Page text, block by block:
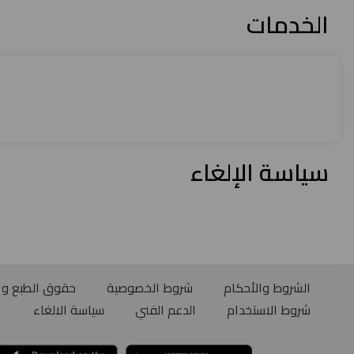
الخدمات
سياسة الإلغاء
الشروط والأحكام شروط الخصوصية حقوق الطبع و
شروط الاستخدام
الدعم الفني سياسة الالغاء